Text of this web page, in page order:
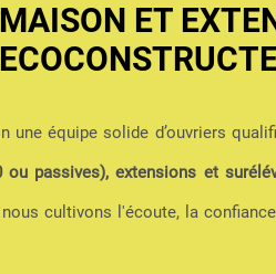
ET
équipe solide d’ouvriers
passives), extensions et
nous cultivons l'écoute, la